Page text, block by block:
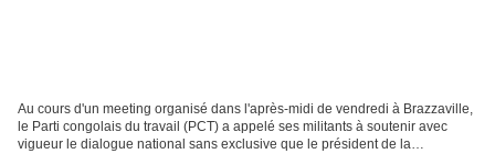
Au cours d'un meeting organisé dans l'après-midi de vendredi à Brazzaville,
le Parti congolais du travail (PCT) a appelé ses militants à soutenir avec
vigueur le dialogue national sans exclusive que le président de la